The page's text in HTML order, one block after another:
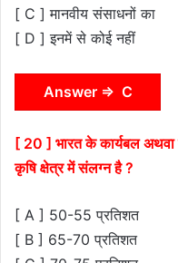
[ C ] मानवीय संसाधनों का
[ D ] इनमें से कोई नहीं
Answer ⇒ C
[ 20 ] भारत के कार्यबल अथवा
कृषि क्षेत्र में संलग्न है ?
[ A ] 50-55 प्रतिशत
[ B ] 65-70 प्रतिशत